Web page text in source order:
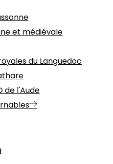
et médiévale
du Languedoc
de l'Aude